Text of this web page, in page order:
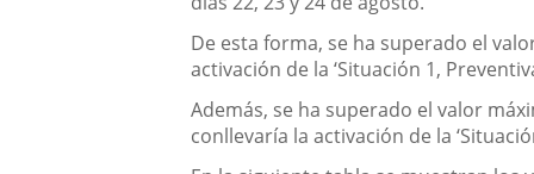
De esta forma, se ha superado el
activación de la ‘Situación 1,
Además, se ha superado el valor
conllevaría la activación de la